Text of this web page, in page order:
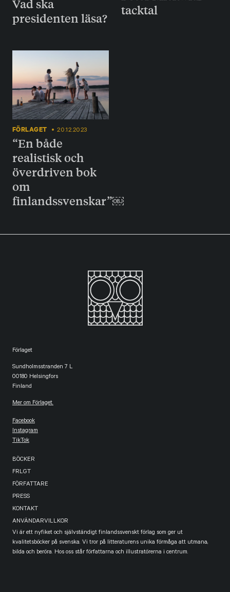
Vad ska
presidenten läsa?
tacktal
FÖRLAGET 20.12.2023
“En både
realistisk och
överdriven bok
om
finlandssvenskar”￼
Förlaget
Sundholmsstranden 7 L
00180 Helsingfors
Finland
Mer om Förlaget.
Facebook
Instagram
TikTok
BÖCKER
FRLGT
FÖRFATTARE
PRESS
KONTAKT
ANVÄNDARVILLKOR
Vi är ett nyfiket och självständigt finlandssvenskt förlag som ger ut
kvalitetsböcker på svenska. Vi tror på litteraturens unika förmåga att utmana,
bilda och beröra. Hos oss står författarna och illustratörerna i centrum.